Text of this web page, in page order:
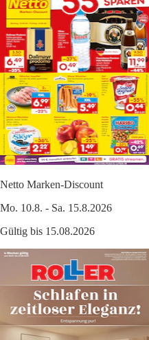
Netto Marken-Discount
Mo. 10.8. - Sa. 15.8.2026
Gültig bis 15.08.2026